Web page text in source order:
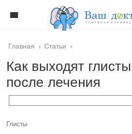
Главная › Статьи ›
Как выходят
после лечения
Глисты